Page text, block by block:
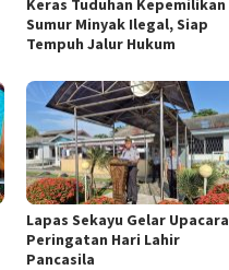
Keras Tuduhan Kepemilikan
Sumur Minyak Ilegal, Siap
Tempuh Jalur Hukum
Lapas Sekayu Gelar Upacara
Peringatan Hari Lahir
Pancasila